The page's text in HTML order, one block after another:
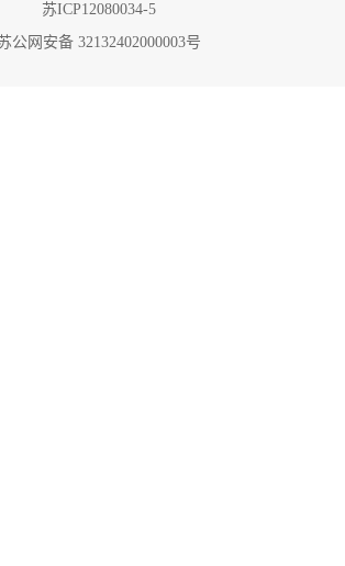
苏ICP12080034-5
公网安备 32132402000003号